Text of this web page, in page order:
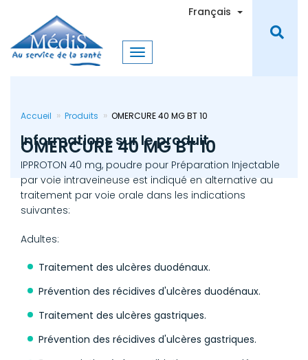
contenu
principal
Français Toggle
Accueil Produits OMERCURE 40 MG BT 10
OMERCURE 40 MG BT 10
Informations sur le produit
IPPROTON 40 mg, poudre pour Préparation Injectable
par voie intraveineuse est indiqué en alternative au
traitement par voie orale dans les indications
suivantes:
Adultes:
Traitement des ulcères duodénaux.
Prévention des récidives d'ulcères duodénaux.
Traitement des ulcères gastriques.
Prévention des récidives d'ulcères gastriques.